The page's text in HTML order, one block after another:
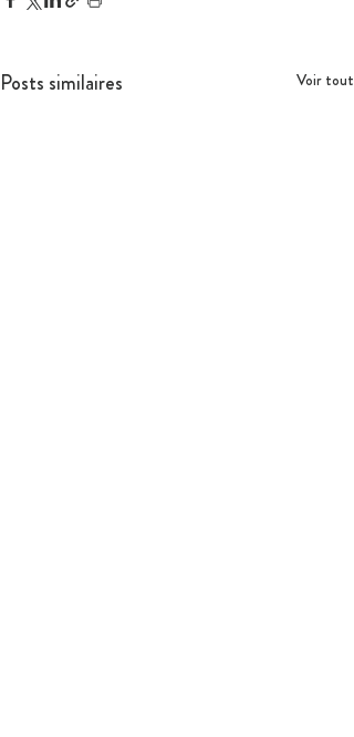
Posts similaires Voir tout